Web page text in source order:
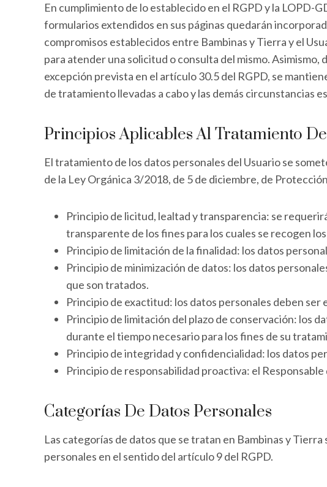
En cumplimiento de lo establecido en el RGPD y la LOPD-
formularios extendidos en sus páginas quedarán
compromisos establecidos entre Bambinas y Tierra y el
para atender una solicitud o consulta del mismo.
excepción prevista en el artículo 30.5 del RGPD, se
de tratamiento llevadas a cabo y las demás circunstancias
Principios Aplicables Al Tratamiento
El tratamiento de los datos personales del Usuario se
de la Ley Orgánica 3/2018, de 5 de diciembre, de
Principio de licitud, lealtad y transparencia: se
transparente de los fines para los cuales se recogen
Principio de limitación de la finalidad: los datos
Principio de minimización de datos: los datos
que son tratados.
Principio de exactitud: los datos personales deben ser
Principio de limitación del plazo de conservación: los
durante el tiempo necesario para los fines de su
Principio de integridad y confidencialidad: los datos
Principio de responsabilidad proactiva: el
Categorías De Datos Personales
Las categorías de datos que se tratan en Bambinas y
personales en el sentido del artículo 9 del RGPD.